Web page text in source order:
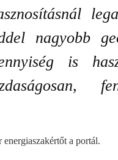
nagyobb
is
a portál.